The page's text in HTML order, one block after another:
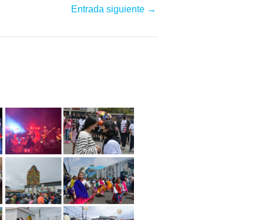
Entrada siguiente →